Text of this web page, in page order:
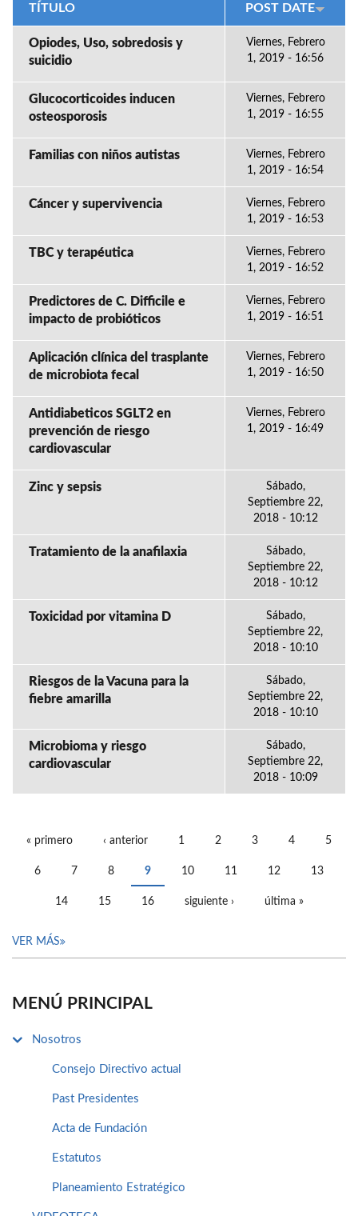
TÍTULO POST DATE
Opiodes, Uso, sobredosis y
suicidio
Viernes, Febrero
1, 2019 - 16:56
Glucocorticoides inducen
osteosporosis
Viernes, Febrero
1, 2019 - 16:55
Familias con niños autistas
Viernes, Febrero
1, 2019 - 16:54
Cáncer y supervivencia
Viernes, Febrero
1, 2019 - 16:53
TBC y terapéutica
Viernes, Febrero
1, 2019 - 16:52
Predictores de C. Difficile e
impacto de probióticos
Viernes, Febrero
1, 2019 - 16:51
Aplicación clínica del trasplante
de microbiota fecal
Viernes, Febrero
1, 2019 - 16:50
Antidiabeticos SGLT2 en
prevención de riesgo
cardiovascular
Viernes, Febrero
1, 2019 - 16:49
Zinc y sepsis
Sábado,
Septiembre 22,
2018 - 10:12
Tratamiento de la anafilaxia
Sábado,
Septiembre 22,
2018 - 10:12
Toxicidad por vitamina D
Sábado,
Septiembre 22,
2018 - 10:10
Riesgos de la Vacuna para la
fiebre amarilla
Sábado,
Septiembre 22,
2018 - 10:10
Microbioma y riesgo
cardiovascular
Sábado,
Septiembre 22,
2018 - 10:09
« primero ‹ anterior 1 2 3 4 5
6 7 8 9 10 11 12 13
14 15 16 siguiente › última »
VER MÁS
MENÚ PRINCIPAL
Nosotros
Consejo Directivo actual
Past Presidentes
Acta de Fundación
Estatutos
Planeamiento Estratégico